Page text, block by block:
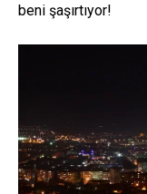
beni şaşırtıyor!